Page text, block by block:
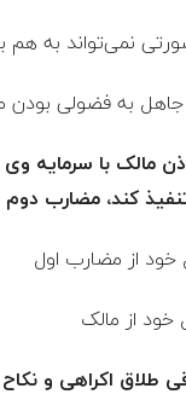
مالک با سرمایه
تنفیذ کند،